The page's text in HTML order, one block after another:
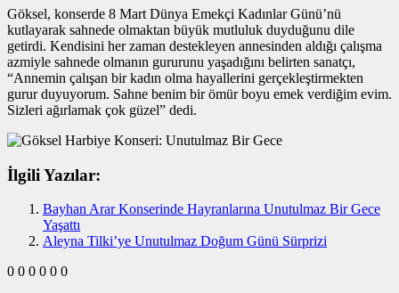
Göksel, konserde 8 Mart Dünya Emekçi Kadınlar Günü’nü
kutlayarak sahnede olmaktan büyük mutluluk duyduğunu dile
getirdi. Kendisini her zaman destekleyen annesinden aldığı çalışma
azmiyle sahnede olmanın gururunu yaşadığını belirten sanatçı,
“Annemin çalışan bir kadın olma hayallerini gerçekleştirmekten
gurur duyuyorum. Sahne benim bir ömür boyu emek verdiğim evim.
Sizleri ağırlamak çok güzel” dedi.
İlgili Yazılar:
Bayhan Arar Konserinde Hayranlarına Unutulmaz Bir Gece
Yaşattı
Aleyna Tilki’ye Unutulmaz Doğum Günü Sürprizi
0 0 0 0 0 0